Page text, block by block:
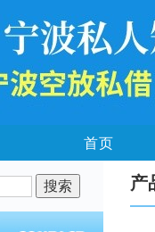
首页
产